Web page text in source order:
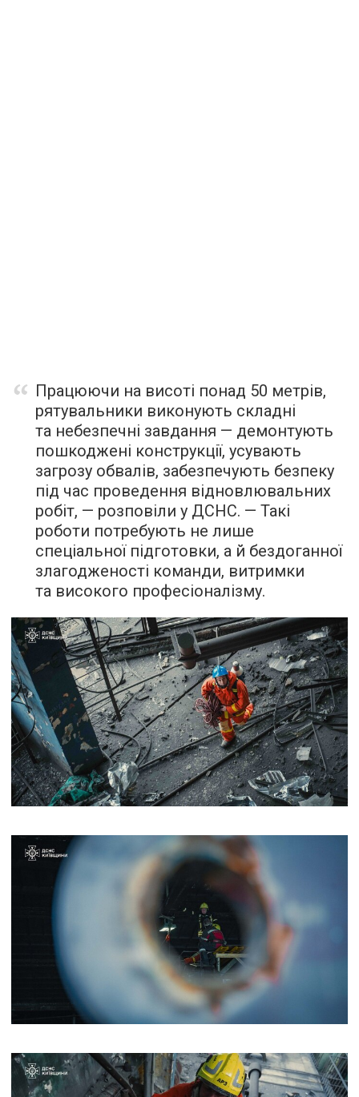
Працюючи на висоті понад 50 метрів,
рятувальники виконують складні
та небезпечні завдання — демонтують
пошкоджені конструкції, усувають
загрозу обвалів, забезпечують безпеку
під час проведення відновлювальних
робіт, — розповіли у ДСНС. — Такі
роботи потребують не лише
спеціальної підготовки, а й бездоганної
злагодженості команди, витримки
та високого професіоналізму.